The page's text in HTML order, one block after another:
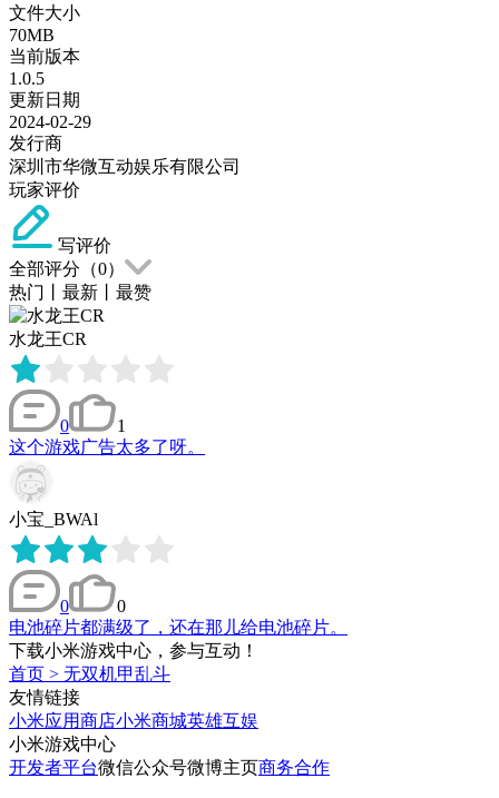
文件大小
70MB
当前版本
1.0.5
更新日期
2024-02-29
发行商
深圳市华微互动娱乐有限公司
玩家评价
写评价
全部评分（0）
热门
最新 最赞
水龙王CR
0
1
这个游戏广告太多了呀。
小宝_BWAl
0
0
电池碎片都满级了，还在那儿给电池碎片。
下载小米游戏中心，参与互动！
首页 > 无双机甲乱斗
友情链接
小米应用商店小米商城英雄互娱
小米游戏中心
开发者平台微信公众号微博主页商务合作